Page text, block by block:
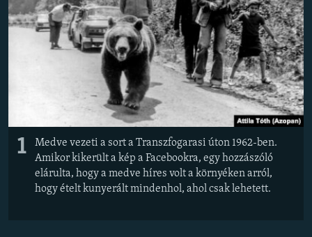
KÖVESSEN MINKET!
Valamennyi RFE/RL weboldal
1
Medve vezeti a sort a Transzfogarasi úton 1962-ben.
Amikor kikerült a kép a Facebookra, egy hozzászóló
elárulta, hogy a medve híres volt a környéken arról,
hogy ételt kunyerált mindenhol, ahol csak lehetett.